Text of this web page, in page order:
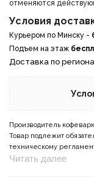
отменяются
Условия
Курьером по Минску -
Подъем на этаж
Доставка по
Производитель
Товар подлежит
техническому
Читать далее